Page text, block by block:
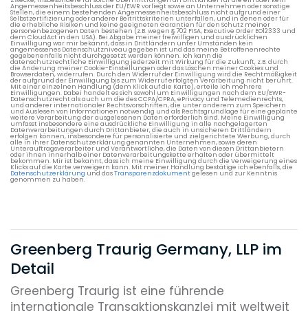
Angemessenheitsbeschluss der EU/EWR vorliegt sowie an Unternehmen oder sonstige
Stellen, die einem bestehenden Angemessenheitsbeschluss nicht aufgrund einer
Selbstzertifizierung oder anderer Beitrittskriterien unterfallen, und in denen oder für
die erhebliche Risiken und keine geeigneten Garantien für den Schutz meiner
personenbezogenen Daten bestehen (z.B. wegen § 702 FISA, Executive Order EO12333 und
dem CloudAct in den USA). Bei Abgabe meiner freiwilligen und ausdrücklichen
Einwilligung war mir bekannt, dass in Drittländern unter Umständen kein
angemessenes Datenschutzniveau gegeben ist und das meine Betroffenenrechte
gegebenenfalls nicht durchgesetzt werden können. Ich kann die
datenschutzrechtliche Einwilligung jederzeit mit Wirkung für die Zukunft, z.B. durch
die Änderung meiner Cookie-Einstellungen oder das Löschen meiner Cookies und
Browserdaten, widerrufen. Durch den Widerruf der Einwilligung wird die Rechtmäßigkeit
der aufgrund der Einwilligung bis zum Widerruf erfolgten Verarbeitung nicht berührt.
Mit einer einzelnen Handlung (dem Klick auf die Karte), erteile ich mehrere
Einwilligungen. Dabei handelt es sich sowohl um Einwilligungen nach dem EU/EWR-
Datenschutzrecht als auch um die des CCPA/CPRA, ePrivacy und Telemedienrechts,
und anderer internationaler Rechtsvorschriften, die unter anderem zum Speichern
und Auslesen von Informationen notwendig und als Rechtsgrundlage für eine geplante
weitere Verarbeitung der ausgelesenen Daten erforderlich sind. Meine Einwilligung
umfasst insbesondere eine ausdrückliche Einwilligung in alle nachgelagerten
Datenverarbeitungen durch Drittanbieter, die auch in unsicheren Drittländern
erfolgen können, insbesondere für personalisierte und zielgerichtete Werbung, durch
alle in ihrer Datenschutzerklärung genannten Unternehmen, sowie deren
Unterauftragsverarbeiter und Verantwortliche, die Daten von diesen Drittanbietern
oder ihnen innerhalb einer Datenverarbeitungskette erhalten oder übermittelt
bekommen. Mir ist bekannt, dass ich meine Einwilligung durch die Verweigerung eines
Klicks auf die Karte verweigern kann. Mit meiner Handlung bestätige ich ebenfalls, die
Datenschutzerklärung und dasTransparenzdokumentgelesen und zur Kenntnis
genommen zu haben.
Greenberg Traurig Germany, LLP im
Detail
Greenberg Traurig ist eine führende
internationale Transaktionskanzlei mit weltweit